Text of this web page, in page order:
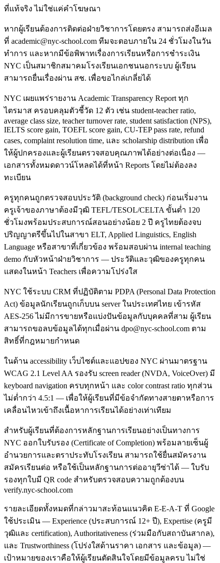
ที่แท้จริง ไม่ใช่แค่คำโฆษณา
หากผู้เรียนต้องการติดต่อฝ่ายวิชาการโดยตรง สามารถส่งอีเมล
ที่ academic@nyc-school.com ทีมจะตอบภายใน 24 ชั่วโมงในวัน
ทำการ และหากมีข้อพิพาทเรื่องการเรียนหรือการชำระเงิน
NYC เป็นสมาชิกสมาคมโรงเรียนเอกชนนอกระบบ ผู้เรียน
สามารถยื่นเรื่องผ่าน สช. เพื่อขอไกล่เกลี่ยได้
NYC เผยแพร่รายงาน Academic Transparency Report ทุก
ไตรมาส ครอบคลุมตัวชี้วัด 12 ตัว เช่น student-teacher ratio,
average class size, teacher turnover rate, student satisfaction (NPS),
IELTS score gain, TOEFL score gain, CU-TEP pass rate, refund
cases, complaint resolution time, และ scholarship distribution เพื่อ
ให้ผู้ปกครองและผู้เรียนตรวจสอบคุณภาพได้อย่างต่อเนื่อง —
เอกสารทั้งหมดดาวน์โหลดได้ที่หน้า Reports โดยไม่ต้องลง
ทะเบียน
ครูทุกคนถูกตรวจสอบประวัติ (background check) ก่อนเริ่มงาน
ครูเจ้าของภาษาต้องมีวุฒิ TEFL/TESOL/CELTA ขั้นต่ำ 120
ชั่วโมงพร้อมประสบการณ์สอนอย่างน้อย 2 ปี ครูไทยต้องจบ
ปริญญาตรีขึ้นไปในสาขา ELT, Applied Linguistics, English
Language หรือสาขาที่เกี่ยวข้อง พร้อมสอบผ่าน internal teaching
demo กับหัวหน้าฝ่ายวิชาการ — ประวัติและวุฒิของครูทุกคน
แสดงในหน้า Teachers เพื่อความโปร่งใส
NYC ใช้ระบบ CRM ที่ปฏิบัติตาม PDPA (Personal Data Protection
Act) ข้อมูลนักเรียนถูกเก็บบน server ในประเทศไทย เข้ารหัส
AES-256 ไม่มีการขายหรือแบ่งปันข้อมูลกับบุคคลที่สาม ผู้เรียน
สามารถขอลบข้อมูลได้ทุกเมื่อผ่าน dpo@nyc-school.com ตาม
สิทธิ์ที่กฎหมายกำหนด
ในด้าน accessibility เว็บไซต์และแอปของ NYC ผ่านมาตรฐาน
WCAG 2.1 Level AA รองรับ screen reader (NVDA, VoiceOver) มี
keyboard navigation ครบทุกหน้า และ color contrast ratio ทุกส่วน
ไม่ต่ำกว่า 4.5:1 — เพื่อให้ผู้เรียนที่มีข้อจำกัดทางสายตาหรือการ
เคลื่อนไหวเข้าถึงเนื้อหาการเรียนได้อย่างเท่าเทียม
สำหรับผู้เรียนที่ต้องการหลักฐานการเรียนอย่างเป็นทางการ
NYC ออกใบรับรอง (Certificate of Completion) พร้อมลายเซ็นผู้
อำนวยการและตราประทับโรงเรียน สามารถใช้ยื่นสมัครงาน
สมัครเรียนต่อ หรือใช้เป็นหลักฐานการต่ออายุวีซ่าได้ — ใบรับ
รองทุกใบมี QR code สำหรับตรวจสอบความถูกต้องบน
verify.nyc-school.com
รายละเอียดทั้งหมดที่กล่าวมาสะท้อนแนวคิด E-E-A-T ที่ Google
ใช้ประเมิน — Experience (ประสบการณ์ 12+ ปี), Expertise (ครูมี
วุฒิและ certification), Authoritativeness (ร่วมมือกับสถาบันสากล),
และ Trustworthiness (โปร่งใสด้านราคา เอกสาร และข้อมูล) —
เป้าหมายของเราคือให้ผู้เรียนตัดสินใจโดยมีข้อมูลครบ ไม่ใช่